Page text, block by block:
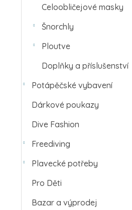
Celoobličejové masky
Šnorchly
Ploutve
Doplňky a příslušenství
Potápěčské vybavení
Dárkové poukazy
Dive Fashion
Freediving
Plavecké potřeby
Pro Děti
Bazar a výprodej